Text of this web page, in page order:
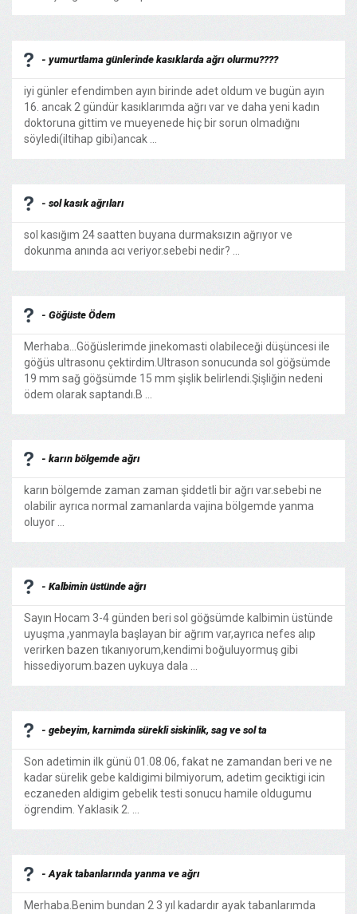
- yumurtlama günlerinde kasıklarda ağrı olurmu????
iyi günler efendimben ayın birinde adet oldum ve bugün ayın
16. ancak 2 gündür kasıklarımda ağrı var ve daha yeni kadın
doktoruna gittim ve mueyenede hiç bir sorun olmadığnı
söyledi(iltihap gibi)ancak ...
- sol kasık ağrıları
sol kasığım 24 saatten buyana durmaksızın ağrıyor ve
dokunma anında acı veriyor.sebebi nedir? ...
- Göğüste Ödem
Merhaba...Göğüslerimde jinekomasti olabileceği düşüncesi ile
göğüs ultrasonu çektirdim.Ultrason sonucunda sol göğsümde
19 mm sağ göğsümde 15 mm şişlik belirlendi.Şişliğin nedeni
ödem olarak saptandı.B ...
- karın bölgemde ağrı
karın bölgemde zaman zaman şiddetli bir ağrı var.sebebi ne
olabilir ayrıca normal zamanlarda vajina bölgemde yanma
oluyor ...
- Kalbimin üstünde ağrı
Sayın Hocam 3-4 günden beri sol göğsümde kalbimin üstünde
uyuşma ,yanmayla başlayan bir ağrım var,ayrıca nefes alıp
verirken bazen tıkanıyorum,kendimi boğuluyormuş gibi
hissediyorum.bazen uykuya dala ...
- gebeyim, karnimda sürekli siskinlik, sag ve sol ta
Son adetimin ilk günü 01.08.06, fakat ne zamandan beri ve ne
kadar sürelik gebe kaldigimi bilmiyorum, adetim geciktigi icin
eczaneden aldigim gebelik testi sonucu hamile oldugumu
ögrendim. Yaklasik 2. ...
- Ayak tabanlarında yanma ve ağrı
Merhaba.Benim bundan 2 3 yıl kadardır ayak tabanlarımda